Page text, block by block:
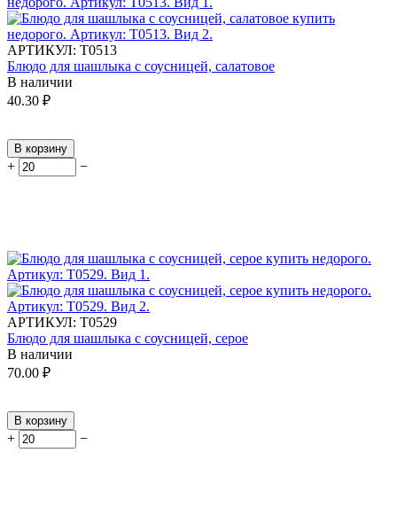
АРТИКУЛ: Т0513
Блюдо для шашлыка с соусницей, салатовое
В наличии
40.30 ₽
В корзину
+ −
АРТИКУЛ: Т0529
Блюдо для шашлыка с соусницей, серое
В наличии
70.00 ₽
В корзину
+ −